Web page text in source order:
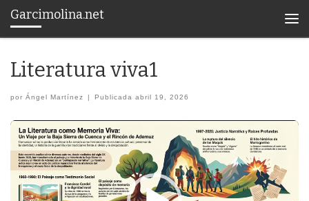
Saltar al contenido
Garcimolina.net
Literatura viva1
por Ángel Martínez | Publicadaabril 19, 2026
Reproductor
de
vídeo